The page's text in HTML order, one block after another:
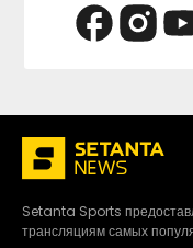
Setanta Sports
трансляциям самых